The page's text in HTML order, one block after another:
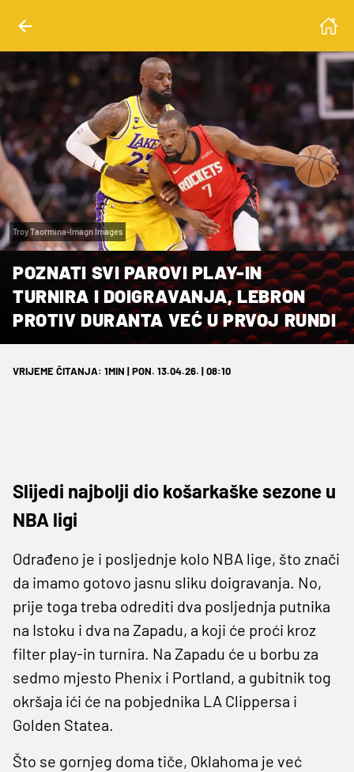
Troy Taormina-Imagn Images
POZNATI SVI PAROVI PLAY-IN
TURNIRA I DOIGRAVANJA, LEBRON
PROTIV DURANTA VEĆ U PRVOJ RUNDI
VRIJEME ČITANJA: 1MIN | PON. 13.04.26. | 08:10
Slijedi najbolji dio košarkaške sezone u
NBA ligi
Odrađeno je i posljednje kolo NBA lige, što znači
da imamo gotovo jasnu sliku doigravanja. No,
prije toga treba odrediti dva posljednja putnika
na Istoku i dva na Zapadu, a koji će proći kroz
filter play-in turnira. Na Zapadu će u borbu za
sedmo mjesto Phenix i Portland, a gubitnik tog
okršaja ići će na pobjednika LA Clippersa i
Golden Statea.
Što se gornjeg doma tiče, Oklahoma je već